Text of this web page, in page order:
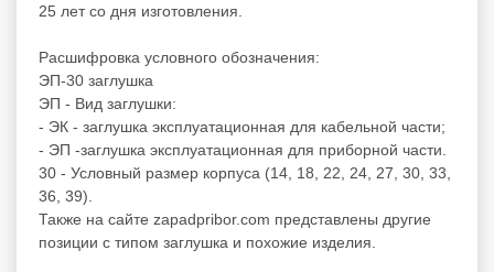
25 лет со дня изготовления.
Расшифровка условного обозначения:
ЭП-30 заглушка
ЭП - Вид заглушки:
- ЭК - заглушка эксплуатационная для кабельной части;
- ЭП -заглушка эксплуатационная для приборной части.
30 - Условный размер корпуса (14, 18, 22, 24, 27, 30, 33,
36, 39).
Также на сайте zapadpribor.com представлены другие
позиции с типом заглушка и похожие изделия.